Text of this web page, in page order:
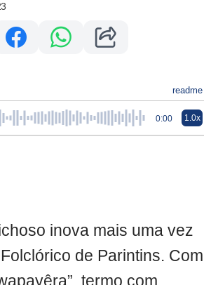
readme
0:00 1.0x
inova mais uma vez
de Parintins. Com
termo com